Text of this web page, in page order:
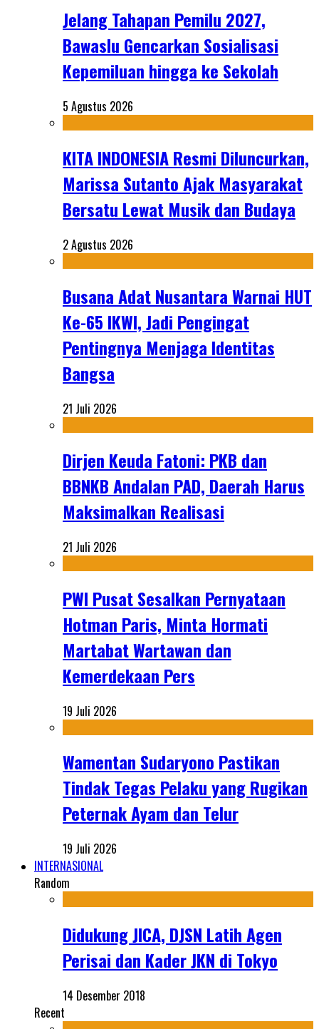
Jelang Tahapan Pemilu 2027,
Bawaslu Gencarkan Sosialisasi
Kepemiluan hingga ke Sekolah
5 Agustus 2026
KITA INDONESIA Resmi Diluncurkan,
Marissa Sutanto Ajak Masyarakat
Bersatu Lewat Musik dan Budaya
2 Agustus 2026
Busana Adat Nusantara Warnai HUT
Ke-65 IKWI, Jadi Pengingat
Pentingnya Menjaga Identitas
Bangsa
21 Juli 2026
Dirjen Keuda Fatoni: PKB dan
BBNKB Andalan PAD, Daerah Harus
Maksimalkan Realisasi
21 Juli 2026
PWI Pusat Sesalkan Pernyataan
Hotman Paris, Minta Hormati
Martabat Wartawan dan
Kemerdekaan Pers
19 Juli 2026
Wamentan Sudaryono Pastikan
Tindak Tegas Pelaku yang Rugikan
Peternak Ayam dan Telur
19 Juli 2026
INTERNASIONAL
Random
Didukung JICA, DJSN Latih Agen
Perisai dan Kader JKN di Tokyo
14 Desember 2018
Recent